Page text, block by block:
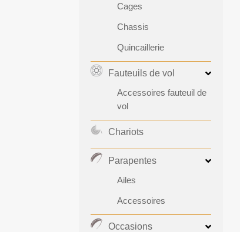
Cages
Chassis
Quincaillerie
Fauteuils de vol
Accessoires fauteuil de
vol
Chariots
Parapentes
Ailes
Accessoires
Occasions